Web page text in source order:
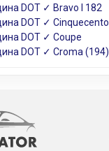
DOT ✓ Bravo I 182
DOT ✓ Cinquecento
DOT ✓ Coupe
DOT ✓ Croma (194)